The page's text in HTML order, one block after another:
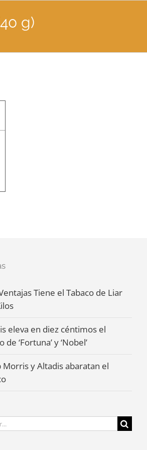
g)
Tiene el Tabaco de Liar
eleva en diez céntimos el
de ‘Fortuna’ y ‘Nobel’
Morris y Altadis abaratan el